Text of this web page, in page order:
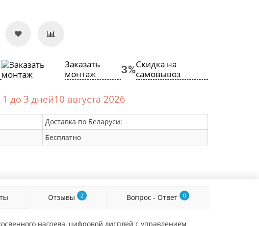
Заказать
монтаж
Скидка на
самовывоз
1 до 3 дней10 августа 2026
Доставка по Беларуси:
Бесплатно
Отзывы 2 Вопрос - Ответ 0
нагрева, цифровой дисплей с управлением